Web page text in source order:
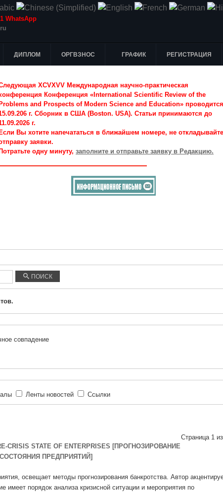
WhatsApp
ДИПЛОМ ОРГВЗНОС ГРАФИК РЕГИСТРАЦИЯ
XCVXVV Международная научно-практическая
Конференция «International Scientific Review of the
Problems and Prospects of Modern Science and Education» проводится
г. Сборник в США (Boston. USA). Статьи принимаются до
г.
Если Вы хотите напечататься в ближайшем номере, не откладывайте
заявки.
Потратьте одну минуту, заполните и отправьте заявку в Редакцию.
ПОИСК
совпадение
Ленты новостей Ссылки
Страница 1
CRISIS STATE OF ENTERPRISES [ПРОГНОЗИРОВАНИЕ
ПРЕДПРИЯТИЙ]
освещает методы прогнозирования банкротства. Автор
имеет порядок анализа кризисной ситуации и мероприятия по